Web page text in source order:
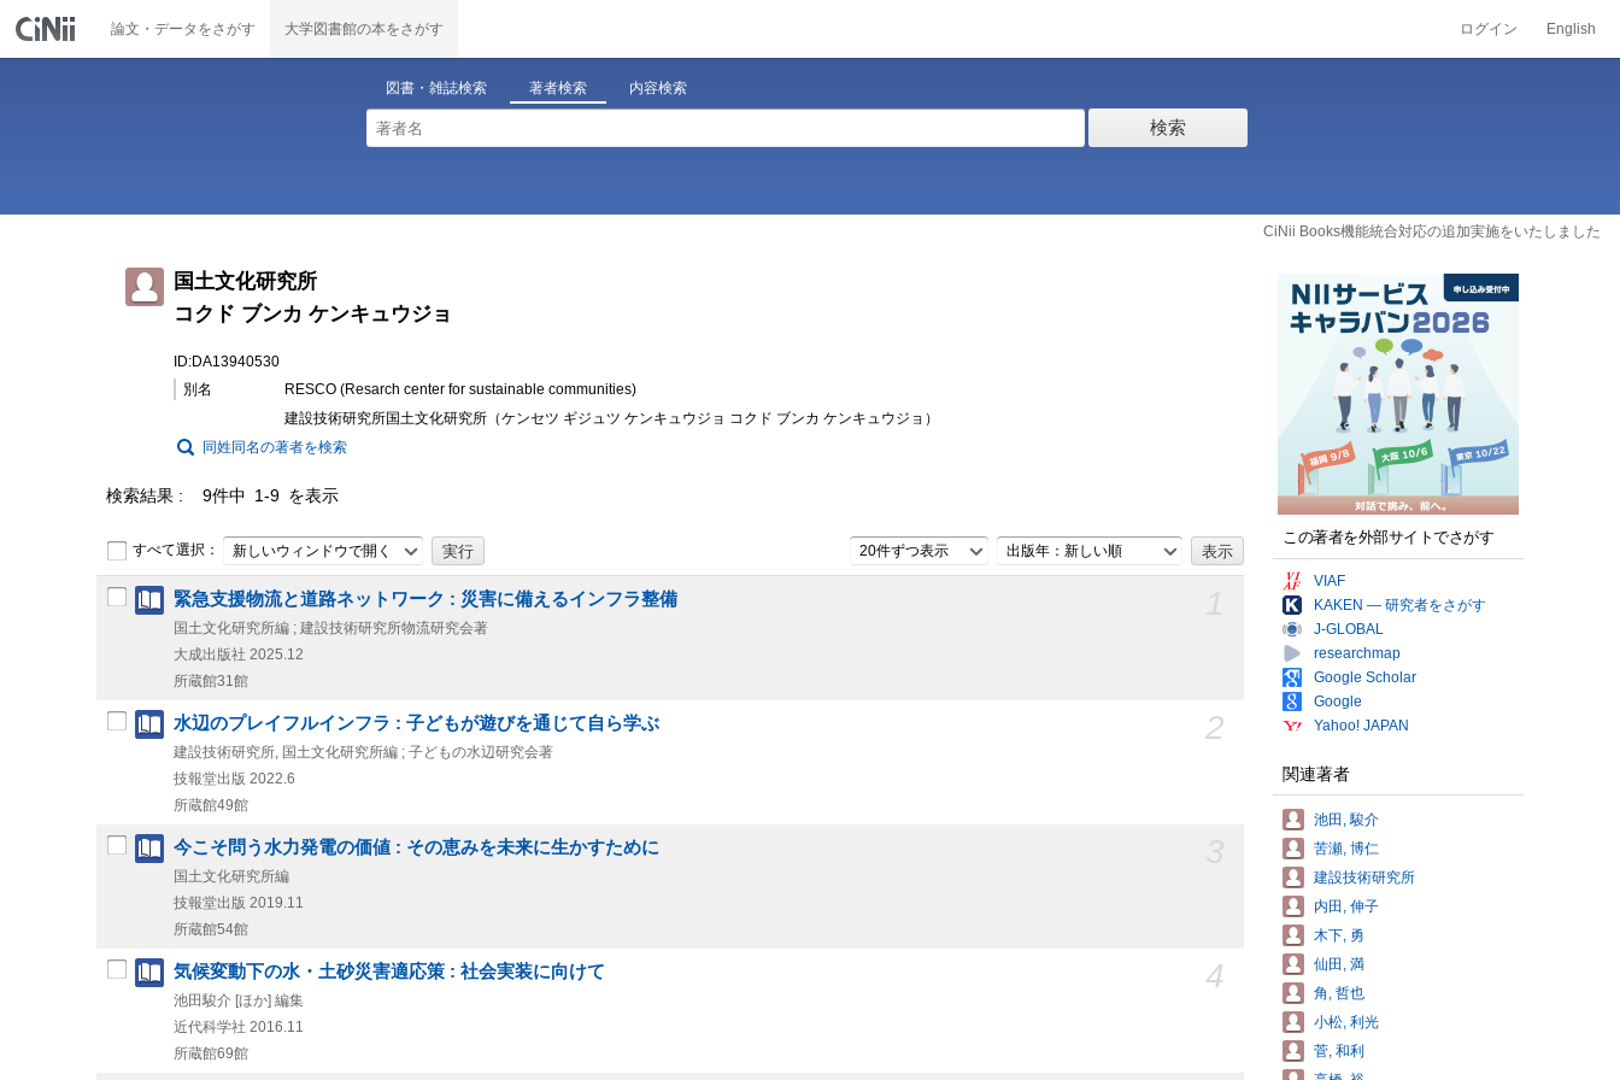
論文・データをさがす 大学図書館の本をさがす ログイン English
図書・雑誌検索 著者検索 内容検索
検索
CiNii Books機能統合対応の追加実施をいたしました
国土文化研究所
コクド ブンカ ケンキュウジョ
ID:DA13940530
別名
RESCO (Resarch center for sustainable communities)
建設技術研究所国土文化研究所（ケンセツ ギジュツ ケンキュウジョ コクド ブンカ ケンキュウジョ）
同姓同名の著者を検索
検索結果 9件中 1-9 を表示
すべて選択： 新しいウィンドウで開く 20件ずつ表示 出版年：新しい順
緊急支援物流と道路ネットワーク : 災害に備えるインフラ整備
国土文化研究所編 ; 建設技術研究所物流研究会著
大成出版社 2025.12
所蔵館31館
2
水辺のプレイフルインフラ : 子どもが遊びを通じて自ら学ぶ
建設技術研究所, 国土文化研究所編 ; 子どもの水辺研究会著
技報堂出版 2022.6
所蔵館49館
今こそ問う水力発電の価値 : その恵みを未来に生かすために
国土文化研究所編
技報堂出版 2019.11
所蔵館54館
4
気候変動下の水・土砂災害適応策 : 社会実装に向けて
池田駿介 [ほか] 編集
近代科学社 2016.11
所蔵館69館
この著者を外部サイトでさがす
VIAF
KAKEN — 研究者をさがす
J-GLOBAL
researchmap
Google Scholar
Google
Yahoo! JAPAN
関連著者
池田, 駿介
苦瀬, 博仁
建設技術研究所
内田, 伸子
木下, 勇
仙田, 満
角, 哲也
小松, 利光
菅, 和利